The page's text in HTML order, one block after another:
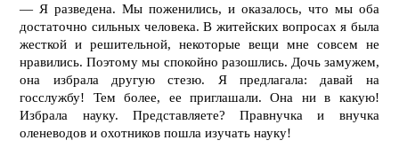
— Я разведена. Мы поженились, и оказалось, что мы оба
достаточно сильных человека. В житейских вопросах я была
жесткой и решительной, некоторые вещи мне совсем не
нравились. Поэтому мы спокойно разошлись. Дочь замужем,
она избрала другую стезю. Я предлагала: давай на
госслужбу! Тем более, ее приглашали. Она ни в какую!
Избрала науку. Представляете? Правнучка и внучка
оленеводов и охотников пошла изучать науку!